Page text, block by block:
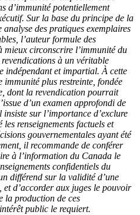
d’immunité potentiellement
Sur la base du principe de la
des pratiques exemplaires
l’auteur formule des
mieux circonscrire l’immunité du
à un véritable
indépendant et impartial. À cette
immunité plus restreinte, fondée
dont la revendication pourrait
d’un examen approfondi de
sur l’importance d’exclure
renseignements factuels et
gouvernementales ayant été
il recommande de conférer
à l’information du Canada le
confidentiels du
différend sur la validité d’une
et d’accorder aux juges le pouvoir
la production de ces
public le requiert.